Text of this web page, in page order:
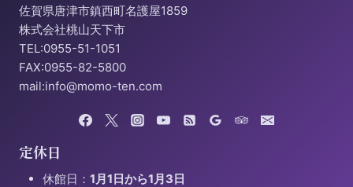
佐賀県唐津市鎮西町名護屋1859
株式会社桃山天下市
TEL:0955-51-1051
FAX:0955-82-5800
mail:info@momo-ten.com
定休日
休館日： 1月1日から1月3日